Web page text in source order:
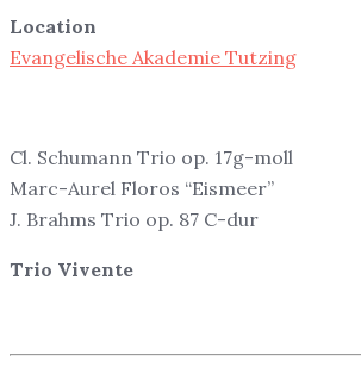
Location
Evangelische Akademie Tutzing
Cl. Schumann Trio op. 17g-moll
Marc-Aurel Floros “Eismeer”
J. Brahms Trio op. 87 C-dur
Trio Vivente